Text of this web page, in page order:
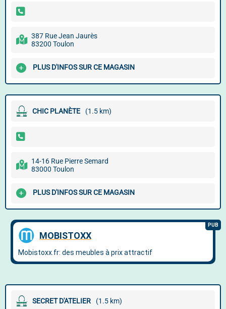
387 Rue Jean Jaurès
83200 Toulon
PLUS D'INFOS SUR CE MAGASIN
CHIC PLANÈTE (1.5 km)
14-16 Rue Pierre Semard
83000 Toulon
PLUS D'INFOS SUR CE MAGASIN
SECRET D'ATELIER (1.5 km)